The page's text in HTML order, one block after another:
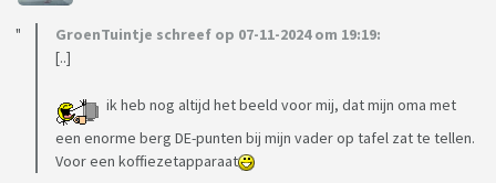
GroenTuintje schreef op 07-11-2024 om 19:19:
[..]
ik heb nog altijd het beeld voor mij, dat mijn oma met
een enorme berg DE-punten bij mijn vader op tafel zat te tellen.
Voor een koffiezetapparaat